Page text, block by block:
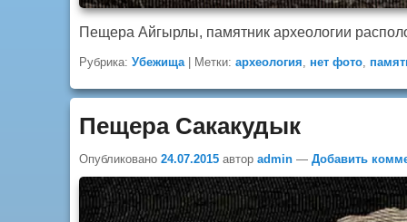
Пещера Айгырлы, памятник археологии
Рубрика: Убежища Метки: археология, нет фото,
Пещера Сакакудык
Опубликовано 24.07.2015 автор admin — Добавить